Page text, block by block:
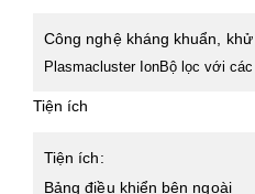
Công nghệ kháng khuẩn, khử
Plasmacluster IonBộ lọc với
Tiện ích
Tiện ích:
Bảng điều khiển bên ngoài